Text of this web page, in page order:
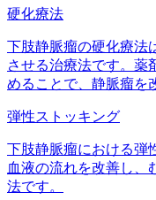
硬化療法
下肢静脈瘤の硬化療法
させる治療法です。薬
めることで、静脈瘤を
弾性ストッキング
下肢静脈瘤における弾
血液の流れを改善し、
法です。